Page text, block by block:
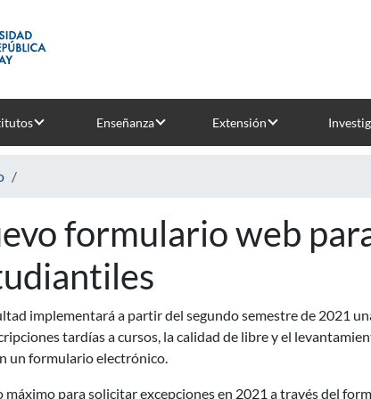
Enseñanza Extensión
formulario web
implementará a partir del segundo semestre de 2021
tardías a cursos, la calidad de libre y el
un formulario electrónico.
máximo para solicitar excepciones en 2021 a través del